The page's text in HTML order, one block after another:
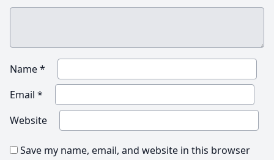
Name*
Email *
Website
Save my name, email, and website in this browser